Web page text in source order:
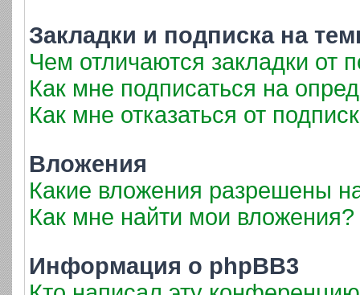
Закладки и подписка на
Чем отличаются закладки от
Как мне подписаться на
Как мне отказаться от
Вложения
Какие вложения разрешены
Как мне найти мои вложения?
Информация о phpBB3